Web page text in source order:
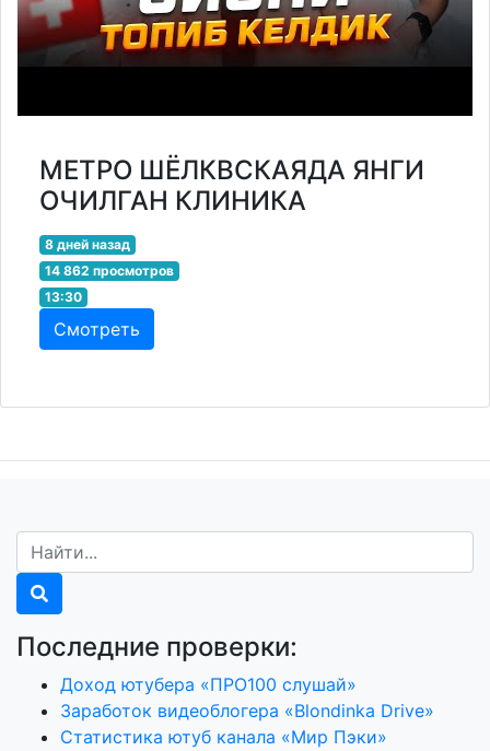
МЕТРО ШЁЛКВСКАЯДА ЯНГИ
ОЧИЛГАН КЛИНИКА
8 дней назад
14 862 просмотров
13:30
Смотреть
Последние проверки:
Доход ютубера «ПРО100 слушай»
Заработок видеоблогера «Blondinka Drive»
Статистика ютуб канала «Мир Пэки»